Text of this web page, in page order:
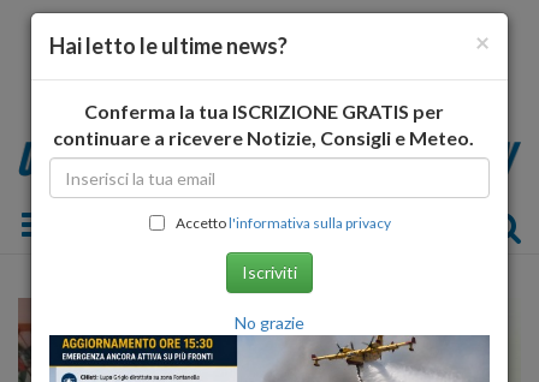
Toggle navigation
×
Hai letto le ultime news?
Conferma la tua ISCRIZIONE GRATIS per
continuare a ricevere Notizie, Consigli e Meteo.
Accettol'informativa sulla privacy
Iscriviti
No grazie